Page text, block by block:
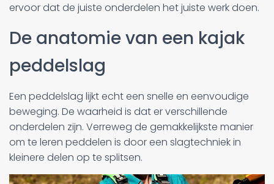
ervoor dat de juiste onderdelen het juiste werk doen.
De anatomie van een kajak
peddelslag
Een peddelslag lijkt echt een snelle en eenvoudige
beweging. De waarheid is dat er verschillende
onderdelen zijn. Verreweg de gemakkelijkste manier
om te leren peddelen is door een slagtechniek in
kleinere delen op te splitsen.